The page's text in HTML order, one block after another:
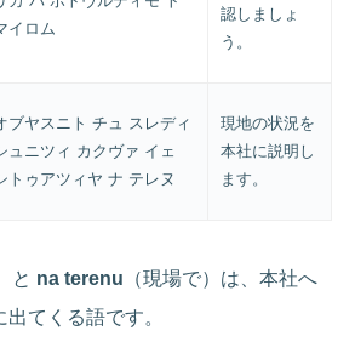
イロム
認しましょ
う。
ブヤスニト チュ スレディ
ュニツィ カクヴァ イェ
トゥアツィヤ ナ テレヌ
現地の状況を
本社に説明し
ます。
と na terenu （現場で）は、本社へ
てくる語です。